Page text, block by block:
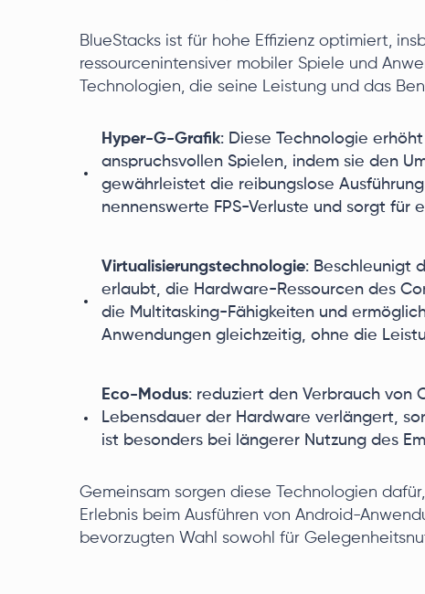
BlueStacks ist für hohe Effizienz optimiert,
ressourcenintensiver mobiler Spiele und
Technologien, die seine Leistung und das
Hyper-G-Grafik: Diese Technologie
anspruchsvollen Spielen, indem sie den
gewährleistet die reibungslose
nennenswerte FPS-Verluste und sorgt für
Virtualisierungstechnologie: Beschleunigt
erlaubt, die Hardware-Ressourcen des
die Multitasking-Fähigkeiten und
Anwendungen gleichzeitig, ohne die
Eco-Modus: reduziert den Verbrauch von
Lebensdauer der Hardware verlängert,
ist besonders bei längerer Nutzung des
Gemeinsam sorgen diese Technologien
Erlebnis beim Ausführen von Android-
bevorzugten Wahl sowohl für